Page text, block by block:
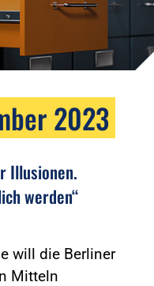
2023
Illusionen.
werden“
will die Berliner
Mitteln